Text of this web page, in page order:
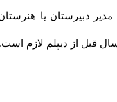
یا هنرستان با